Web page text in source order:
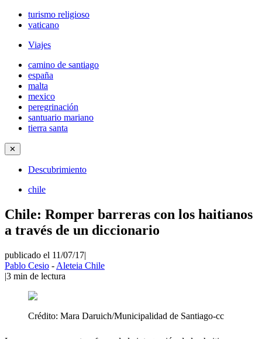
turismo religioso
vaticano
Viajes
camino de santiago
españa
malta
mexico
peregrinación
santuario mariano
tierra santa
✕
Descubrimiento
chile
Chile: Romper barreras con los haitianos
a través de un diccionario
publicado el 11/07/17|
Pablo Cesio - Aleteia Chile
|3 min de lectura
Crédito: Mara Daruich/Municipalidad de Santiago-cc